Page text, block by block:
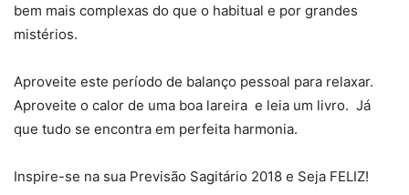
bem mais complexas do que o habitual e por grandes
mistérios.
Aproveite este período de balanço pessoal para relaxar.
Aproveite o calor de uma boa lareira e leia um livro. Já
que tudo se encontra em perfeita harmonia.
Inspire-se na sua Previsão Sagitário 2018 e Seja FELIZ!